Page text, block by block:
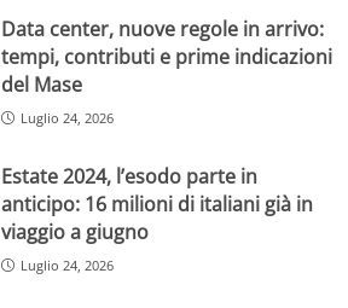
Data center, nuove regole in arrivo:
tempi, contributi e prime indicazioni
del Mase
Luglio 24, 2026
Estate 2024, l’esodo parte in
anticipo: 16 milioni di italiani già in
viaggio a giugno
Luglio 24, 2026